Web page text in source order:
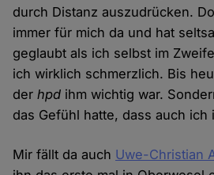
durch Distanz auszudrücken.
immer für mich da und hat
geglaubt als ich selbst im
ich wirklich schmerzlich. Bis
derhpd ihm wichtig war.
das Gefühl hatte, dass auch ich
Mir fällt da auch Uwe-Christian